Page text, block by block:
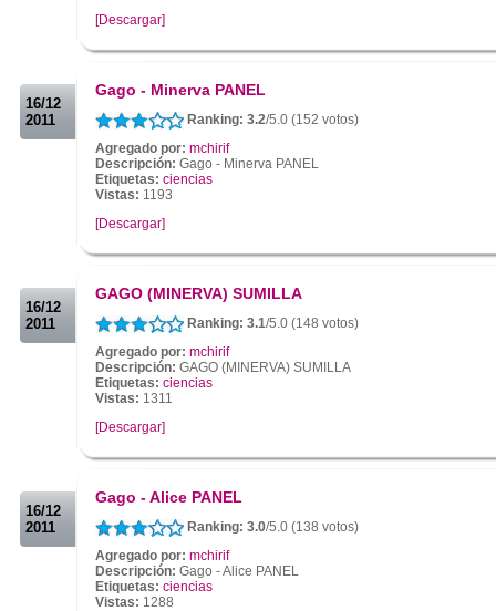
[Descargar]
16/12
2011
Gago - Minerva PANEL
Ranking: 3.2/5.0 (152 votos)
Agregado por: mchirif
Descripción: Gago - Minerva PANEL
Etiquetas: ciencias
Vistas: 1193
[Descargar]
16/12
2011
GAGO (MINERVA) SUMILLA
Ranking: 3.1/5.0 (148 votos)
Agregado por: mchirif
Descripción: GAGO (MINERVA) SUMILLA
Etiquetas: ciencias
Vistas: 1311
[Descargar]
16/12
2011
Gago - Alice PANEL
Ranking: 3.0/5.0 (138 votos)
Agregado por: mchirif
Descripción: Gago - Alice PANEL
Etiquetas: ciencias
Vistas: 1288